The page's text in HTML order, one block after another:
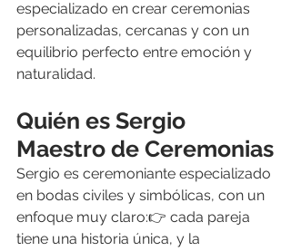
especializado en crear ceremonias
personalizadas, cercanas y con un
equilibrio perfecto entre emoción y
naturalidad.
Quién es Sergio
Maestro de Ceremonias
Sergio es ceremoniante especializado
en bodas civiles y simbólicas, con un
enfoque muy claro:👉 cada pareja
tiene una historia única, y la